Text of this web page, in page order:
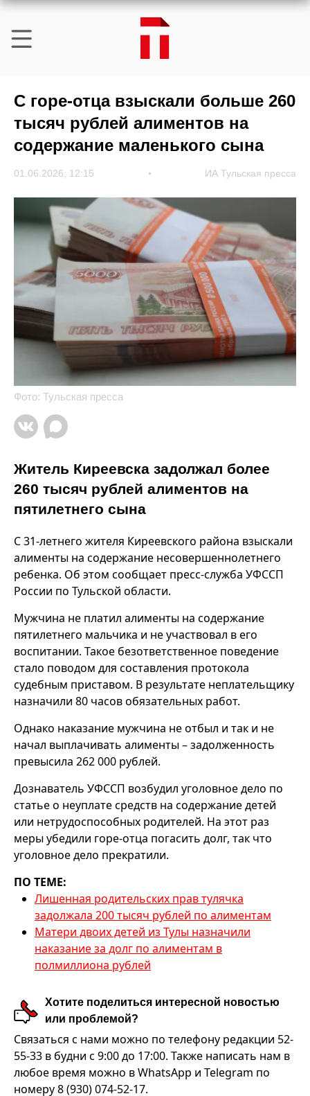
С горе-отца взыскали больше 260
тысяч рублей алиментов на
содержание маленького сына
01.06.2026, 12:15 ИА Тульская пресса
Фото: Тульская пресса
Житель Киреевска задолжал более
260 тысяч рублей алиментов на
пятилетнего сына
С 31-летнего жителя Киреевского района взыскали
алименты на содержание несовершеннолетнего
ребенка. Об этом сообщает пресс-служба УФССП
России по Тульской области.
Мужчина не платил алименты на содержание
пятилетнего мальчика и не участвовал в его
воспитании. Такое безответственное поведение
стало поводом для составления протокола
судебным приставом. В результате неплательщику
назначили 80 часов обязательных работ.
Однако наказание мужчина не отбыл и так и не
начал выплачивать алименты – задолженность
превысила 262 000 рублей.
Дознаватель УФССП возбудил уголовное дело по
статье о неуплате средств на содержание детей
или нетрудоспособных родителей. На этот раз
меры убедили горе-отца погасить долг, так что
уголовное дело прекратили.
ПО ТЕМЕ:
Лишенная родительских прав тулячка
задолжала 200 тысяч рублей по алиментам
Матери двоих детей из Тулы назначили
наказание за долг по алиментам в
полмиллиона рублей
Хотите поделиться интересной новостью
или проблемой?
Связаться с нами можно по телефону редакции 52-
55-33 в будни с 9:00 до 17:00. Также написать нам в
любое время можно в WhatsApp и Telegram по
номеру 8 (930) 074-52-17.